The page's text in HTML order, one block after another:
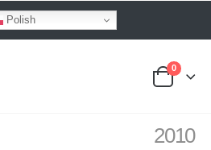
Polish
0
2010